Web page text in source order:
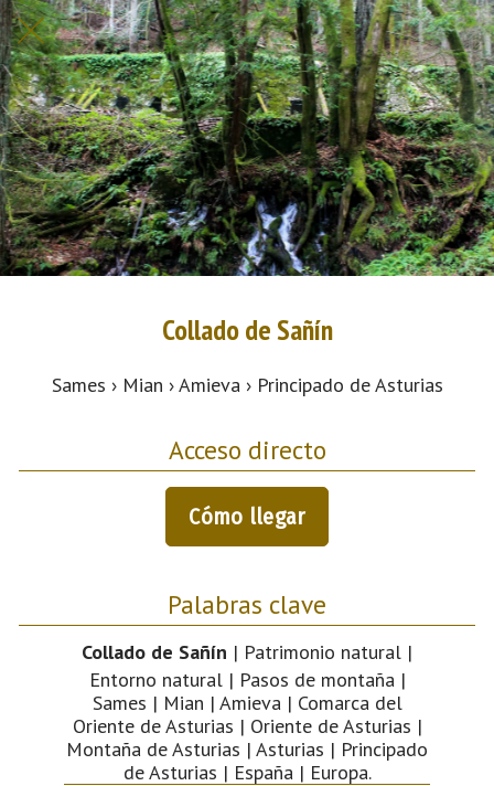
Collado de Sañín
Sames › Mian › Amieva › Principado de Asturias
Acceso directo
Cómo llegar
Palabras clave
Collado de Sañín | Patrimonio natural |
Entorno natural | Pasos de montaña |
Sames | Mian | Amieva | Comarca del
Oriente de Asturias | Oriente de Asturias |
Montaña de Asturias | Asturias | Principado
de Asturias | España | Europa.